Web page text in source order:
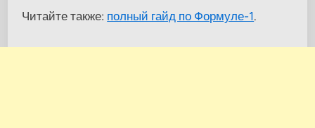
Читайте также: полный гайд по Формуле-1.